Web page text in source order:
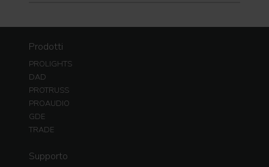
Prodotti
PROLIGHTS
DAD
PROTRUSS
PROAUDIO
GDE
TRADE
Supporto